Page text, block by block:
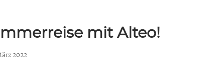
mit Alteo!
2022